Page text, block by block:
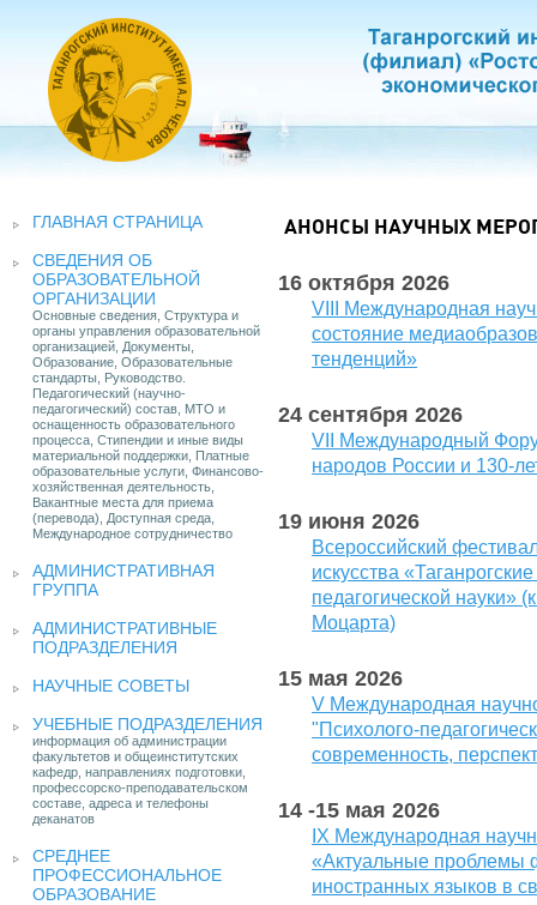
ГЛАВНАЯ СТРАНИЦА
СВЕДЕНИЯ ОБ
ОБРАЗОВАТЕЛЬНОЙ
ОРГАНИЗАЦИИ
Основные сведения, Структура и
органы управления образовательной
организацией, Документы,
Образование, Образовательные
стандарты, Руководство.
Педагогический (научно-
педагогический) состав, МТО и
оснащенность образовательного
процесса, Стипендии и иные виды
материальной поддержки, Платные
образовательные услуги, Финансово-
хозяйственная деятельность,
Вакантные места для приема
(перевода), Доступная среда,
Международное сотрудничество
АДМИНИСТРАТИВНАЯ
ГРУППА
АДМИНИСТРАТИВНЫЕ
ПОДРАЗДЕЛЕНИЯ
НАУЧНЫЕ СОВЕТЫ
УЧЕБНЫЕ ПОДРАЗДЕЛЕНИЯ
информация об администрации
факультетов и общеинститутских
кафедр, направлениях подготовки,
профессорско-преподавательском
составе, адреса и телефоны
деканатов
СРЕДНЕЕ
ПРОФЕССИОНАЛЬНОЕ
ОБРАЗОВАНИЕ
АНОНСЫ НАУЧНЫХ
16 октября 2026
VIII Международная
состояние
тенденций»
24 сентября 2026
VII Международный
народов России и 130-
19 июня 2026
Всероссийский
искусства
педагогической науки»
Моцарта)
15 мая 2026
V Международная
"Психолого-
современность,
14 -15 мая 2026
IX Международная
«Актуальные проблемы
иностранных языков в